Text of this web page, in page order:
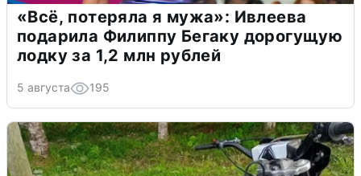
«Всё, потеряла я мужа»: Ивлеева
подарила Филиппу Бегаку дорогущую
лодку за 1,2 млн рублей
5 августа 195